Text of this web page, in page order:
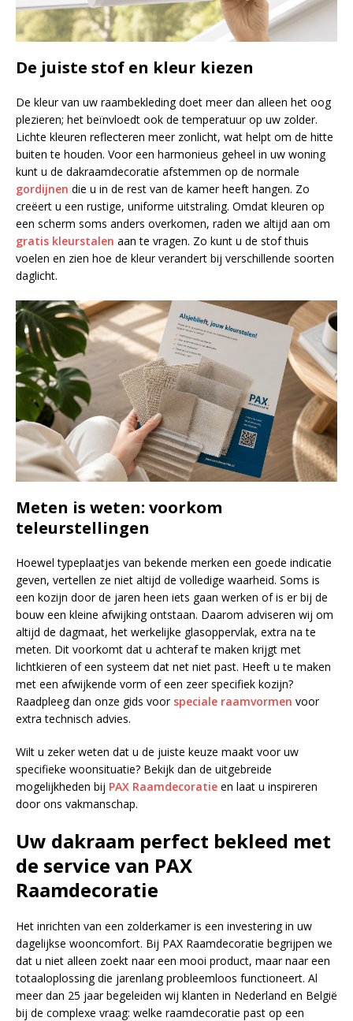
De juiste stof en kleur kiezen
De kleur van uw raambekleding doet meer dan alleen het oog
plezieren; het beïnvloedt ook de temperatuur op uw zolder.
Lichte kleuren reflecteren meer zonlicht, wat helpt om de hitte
buiten te houden. Voor een harmonieus geheel in uw woning
kunt u de dakraamdecoratie afstemmen op de normale
gordijnen die u in de rest van de kamer heeft hangen. Zo
creëert u een rustige, uniforme uitstraling. Omdat kleuren op
een scherm soms anders overkomen, raden we altijd aan om
gratis kleurstalen aan te vragen. Zo kunt u de stof thuis
voelen en zien hoe de kleur verandert bij verschillende soorten
daglicht.
Meten is weten: voorkom
teleurstellingen
Hoewel typeplaatjes van bekende merken een goede indicatie
geven, vertellen ze niet altijd de volledige waarheid. Soms is
een kozijn door de jaren heen iets gaan werken of is er bij de
bouw een kleine afwijking ontstaan. Daarom adviseren wij om
altijd de dagmaat, het werkelijke glasoppervlak, extra na te
meten. Dit voorkomt dat u achteraf te maken krijgt met
lichtkieren of een systeem dat net niet past. Heeft u te maken
met een afwijkende vorm of een zeer specifiek kozijn?
Raadpleeg dan onze gids voor speciale raamvormen voor
extra technisch advies.
Wilt u zeker weten dat u de juiste keuze maakt voor uw
specifieke woonsituatie? Bekijk dan de uitgebreide
mogelijkheden bij PAX Raamdecoratie en laat u inspireren
door ons vakmanschap.
Uw dakraam perfect bekleed met
de service van PAX
Raamdecoratie
Het inrichten van een zolderkamer is een investering in uw
dagelijkse wooncomfort. Bij PAX Raamdecoratie begrijpen we
dat u niet alleen zoekt naar een mooi product, maar naar een
totaaloplossing die jarenlang probleemloos functioneert. Al
meer dan 25 jaar begeleiden wij klanten in Nederland en België
bij de complexe vraag: welke raamdecoratie past op een